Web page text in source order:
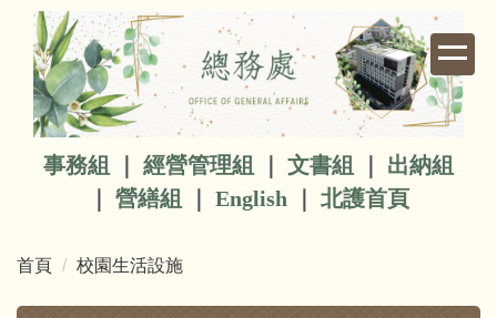
事務組 經營管理組 文書組
出納組
營繕組 English 北護首頁
首頁 校園生活設施